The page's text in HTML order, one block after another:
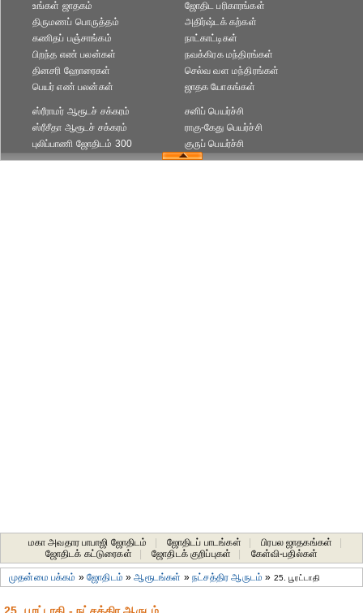
உங்கள் ஜாதகம்
திருமணப் பொருத்தம்
கணிதப் பஞ்சாங்கம்
ஜோதிட ப‌ரிகார‌ங்க‌ள்
அதிர்ஷ்டக் கற்கள்
நாட்காட்டிகள்
பிறந்த எண் பலன்கள்
தினசரி ஹோரைகள்
பெயர் எண் பலன்கள்
நவக்கிரக மந்திரங்கள்
செல்வ வள மந்திரங்கள்
ஜாதக யோகங்கள்
ஸ்ரீராமர் ஆரூடச் சக்கரம்
ஸ்ரீசீதா ஆரூடச் சக்கரம்
புலிப்பாணி ஜோதிடம் 300
சனிப் பெயர்ச்சி
ராகு-கேது பெயர்ச்சி
குருப் பெயர்ச்சி
மகா அவதார பாபாஜி ஜோதிடம் ஜோதிடப் பாடங்கள் பிரபல ஜாதகங்கள்
ஜோதிடக் கட்டுரைகள்
ஜோதிடக் குறிப்புகள் கேள்வி-பதில்கள்
முதன்மை பக்கம் »ஜோதிடம் »ஆரூடங்கள் »நட்சத்திர ஆருடம் » 25. பூரட்டாதி